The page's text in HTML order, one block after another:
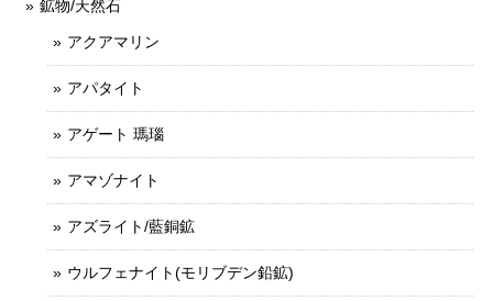
鉱物/天然石
アクアマリン
アパタイト
アゲート 瑪瑙
アマゾナイト
アズライト/藍銅鉱
ウルフェナイト(モリブデン鉛鉱)